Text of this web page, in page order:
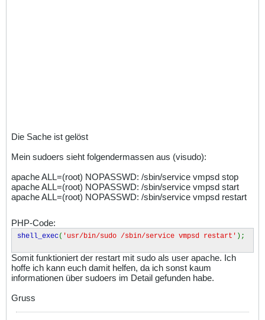
Die Sache ist gelöst
Mein sudoers sieht folgendermassen aus (visudo):
apache ALL=(root) NOPASSWD: /sbin/service vmpsd stop
apache ALL=(root) NOPASSWD: /sbin/service vmpsd start
apache ALL=(root) NOPASSWD: /sbin/service vmpsd restart
PHP-Code:
shell_exec( 'usr/bin/sudo /sbin/service vmpsd restart' );
Somit funktioniert der restart mit sudo als user apache. Ich
hoffe ich kann euch damit helfen, da ich sonst kaum
informationen über sudoers im Detail gefunden habe.
Gruss